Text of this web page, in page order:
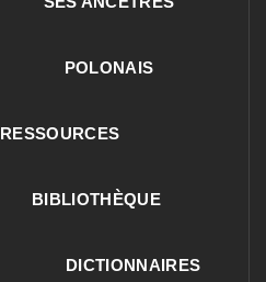
POLONAIS
RESSOURCES
BIBLIOTHÈQUE
DICTIONNAIRES